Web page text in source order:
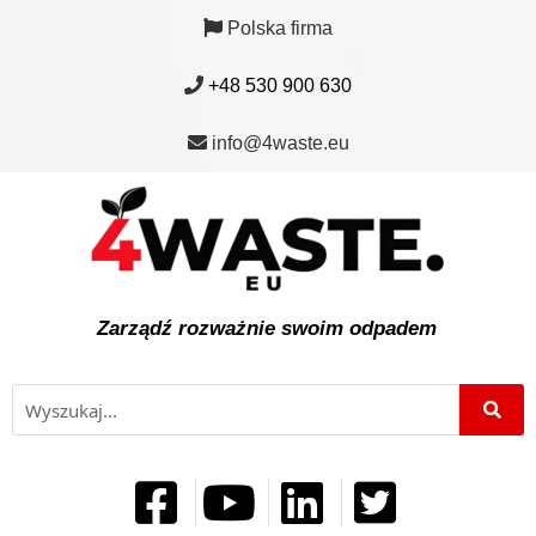
Polska firma
+48 530 900 630
info@4waste.eu
Zarządź rozważnie swoim odpadem